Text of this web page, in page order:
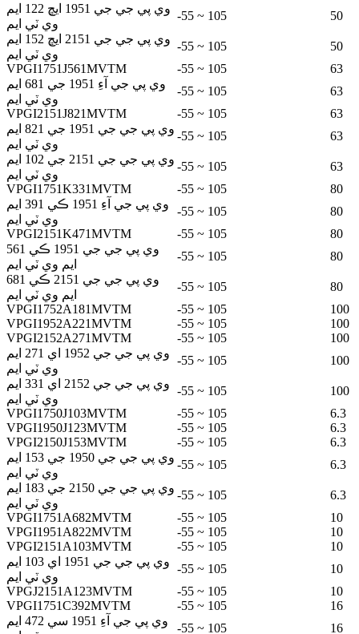
وي پي جي جي 1951 ايڇ 122 ايم
وي ٽي ايم
-55 ~ 105
50
وي پي جي جي 2151 ايڇ 152 ايم
وي ٽي ايم
-55 ~ 105
50
VPGI1751J561MVTM
-55 ~ 105
63
وي پي جي آءِ 1951 جي 681 ايم
وي ٽي ايم
-55 ~ 105
63
VPGI2151J821MVTM
-55 ~ 105
63
وي پي جي جي 1951 جي 821 ايم
وي ٽي ايم
-55 ~ 105
63
وي پي جي جي 2151 جي 102 ايم
وي ٽي ايم
-55 ~ 105
63
VPGI1751K331MVTM
-55 ~ 105
80
وي پي جي آءِ 1951 ڪي 391 ايم
وي ٽي ايم
-55 ~ 105
80
VPGI2151K471MVTM
-55 ~ 105
80
وي پي جي جي 1951 ڪي 561
ايم وي ٽي ايم
-55 ~ 105
80
وي پي جي جي 2151 ڪي 681
ايم وي ٽي ايم
-55 ~ 105
80
VPGI1752A181MVTM
-55 ~ 105
100
VPGI1952A221MVTM
-55 ~ 105
100
VPGI2152A271MVTM
-55 ~ 105
100
وي پي جي جي 1952 اي 271 ايم
وي ٽي ايم
-55 ~ 105
100
وي پي جي جي 2152 اي 331 ايم
وي ٽي ايم
-55 ~ 105
100
VPGI1750J103MVTM
-55 ~ 105
6.3
VPGI1950J123MVTM
-55 ~ 105
6.3
VPGI2150J153MVTM
-55 ~ 105
6.3
وي پي جي جي 1950 جي 153 ايم
وي ٽي ايم
-55 ~ 105
6.3
وي پي جي جي 2150 جي 183 ايم
وي ٽي ايم
-55 ~ 105
6.3
VPGI1751A682MVTM
-55 ~ 105
10
VPGI1951A822MVTM
-55 ~ 105
10
VPGI2151A103MVTM
-55 ~ 105
10
وي پي جي جي 1951 اي 103 ايم
وي ٽي ايم
-55 ~ 105
10
VPGJ2151A123MVTM
-55 ~ 105
10
VPGI1751C392MVTM
-55 ~ 105
16
وي پي جي آءِ 1951 سي 472 ايم
-55 ~ 105
16